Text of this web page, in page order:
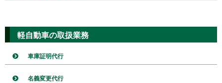
軽自動車の取扱業務
車庫証明代行
名義変更代行